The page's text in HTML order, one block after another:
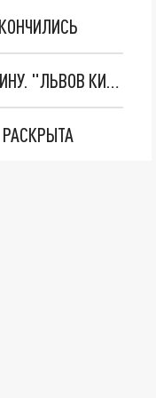
НОВОЕ МАСШТАБНЕЙШЕЕ НАСТУПЛЕНИЕ. ТРИ УЛЬТИМАТУМА ЗЕЛЕНСКОГО ПУТИНУ. "ЛЬВОВ КИМА" ПОСТАВЯТ НА ПВО? ГЛОБАЛЬНЫЙ ПРОРЫВ ПОД ЗАПОРОЖЬЕМ